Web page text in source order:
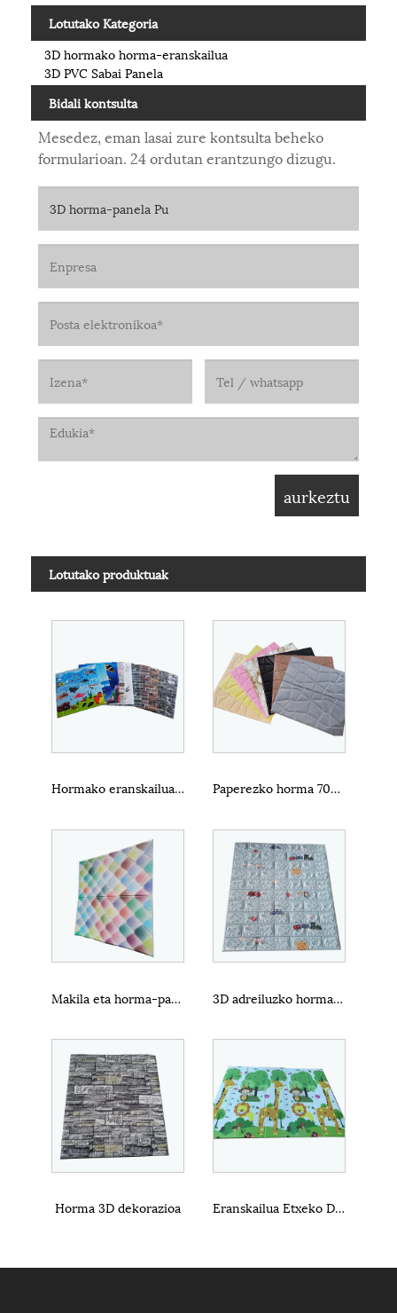
Lotutako Kategoria
3D hormako horma-eranskailua
3D PVC Sabai Panela
Bidali kontsulta
Mesedez, eman lasai zure kontsulta beheko
formularioan. 24 ordutan erantzungo dizugu.
Lotutako produktuak
Hormako eranskailua 3D Home Deocration Haurrentzako Gelarako Paperezko horma 70*77cm
Makila eta horma-papera 3D adreiluzko horma-papera hormako eranskailua
Horma 3D dekorazioa Eranskailua Etxeko Dekorazioa